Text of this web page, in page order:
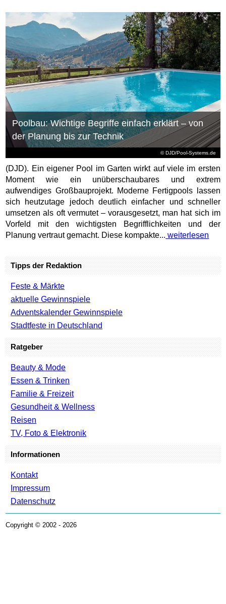
© DJD/Pool-Systems.de
Poolbau: Wichtige Begriffe einfach erklärt – von
der Planung bis zur Technik
(DJD). Ein eigener Pool im Garten wirkt auf viele im ersten
Moment wie ein unüberschaubares und extrem
aufwendiges Großbauprojekt. Moderne Fertigpools lassen
sich heutzutage jedoch deutlich einfacher und schneller
umsetzen als oft vermutet – vorausgesetzt, man hat sich im
Vorfeld mit den wichtigsten Begrifflichkeiten und der
Planung vertraut gemacht. Diese kompakte... weiterlesen
Tipps der Redaktion
Feste & Märkte
aktuelle Gewinnspiele
Adventskalender Gewinnspiele
Stadtfeste in Deutschland
Ratgeber
Beauty & Mode
Essen & Trinken
Familie & Freizeit
Gesundheit & Wellness
Reisen
TV, Foto & Elektronik
Informationen
Kontakt
Impressum
Datenschutz
Copyright © 2002 - 2026